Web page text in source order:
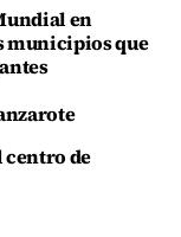
en
municipios que
de